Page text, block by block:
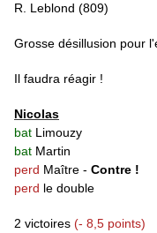
R. Leblond (809)
Grosse désillusion pour
Il faudra réagir !
Nicolas
bat Limouzy
bat Martin
perd Maître - Contre !
perd le double
2 victoires (- 8,5 points)